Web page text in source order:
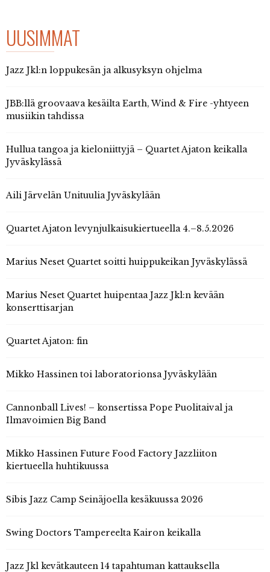
UUSIMMAT
Jazz Jkl:n loppukesän ja alkusyksyn ohjelma
JBB:llä groovaava kesäilta Earth, Wind & Fire -yhtyeen
musiikin tahdissa
Hullua tangoa ja kieloniittyjä – Quartet Ajaton keikalla
Jyväskylässä
Aili Järvelän Unituulia Jyväskylään
Quartet Ajaton levynjulkaisukiertueella 4.–8.5.2026
Marius Neset Quartet soitti huippukeikan Jyväskylässä
Marius Neset Quartet huipentaa Jazz Jkl:n kevään
konserttisarjan
Quartet Ajaton: fin
Mikko Hassinen toi laboratorionsa Jyväskylään
Cannonball Lives! – konsertissa Pope Puolitaival ja
Ilmavoimien Big Band
Mikko Hassinen Future Food Factory Jazzliiton
kiertueella huhtikuussa
Sibis Jazz Camp Seinäjoella kesäkuussa 2026
Swing Doctors Tampereelta Kairon keikalla
Jazz Jkl kevätkauteen 14 tapahtuman kattauksella